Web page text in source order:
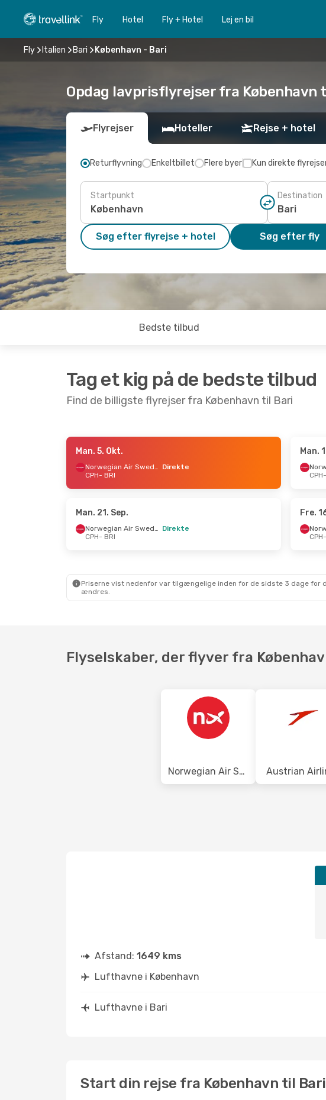
Fly Hotel Fly + Hotel Lej en bil
Fly Italien Bari København - Bari
Opdag lavprisflyrejser fra København
Flyrejser Hoteller Rejse + hotel
Returflyvning Enkeltbillet Flere byer Kun direkte
Startpunkt Destination
Søg efter flyrejse + hotel Søg efter fly
Bedste tilbud
Tag et kig på de bedste tilbud
Find de billigste flyrejser fra København til Bari
- Man. 14. Sep.
2 Mellemlandinger
- Fre. 9.
Norwegian Air Sweden
Klm Royal Dutch Airlines
1 Mellemlanding
Scandinavian Airlines
BRI- CPH
Man. 5. Okt.
Norwegian Air Sweden Direkte
CPH- BRI
Man.
CPH
Man. 21. Sep.
Norwegian Air Sweden Direkte
CPH- BRI
Fre.
CPH
Priserne vist nedenfor var tilgængelige inden for de sidste 3 dage for
ændres.
Flyselskaber, der flyver fra
Norwegian Air Sweden Austrian
Afstand: 1649 kms
Lufthavne i København
Lufthavne i Bari
Start din rejse fra København til Bari